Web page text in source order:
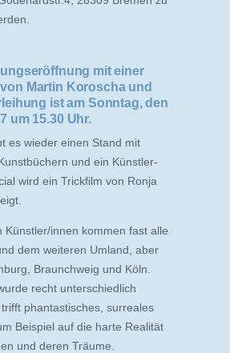
mit einer
Martin Koroscha und
ist am Sonntag, den
um 15.30 Uhr.
es wieder einen Stand mit
und ein Künstler-
wird ein Trickfilm von Ronja
Künstler/innen kommen fast alle
dem weiteren Umland, aber
Braunchweig und Köln.
recht unterschiedlich
phantastisches, surreales
Beispiel auf die harte Realität
und deren Träume.